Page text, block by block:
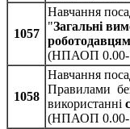
1057
Навчання
"Загальні
(НПАОП 0.00-
1058
Навчання
Правилами
використанні
(НПАОП 0.00-